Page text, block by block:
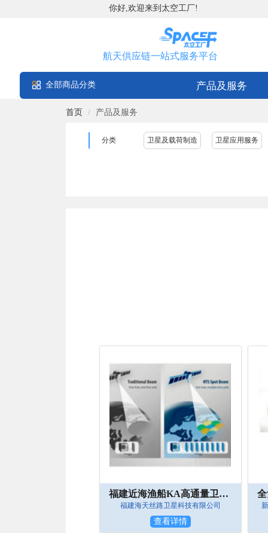
你好,欢迎来到太空工厂!
航天供应链一站式服务平台
全部商品分类 产品及服务
首页 / 产品及服务
分类 卫星及载荷制造 卫星应用服务
福建近海渔船KA高通量卫星通信套餐类产品
福建海天丝路卫星科技有限公司
查看详情